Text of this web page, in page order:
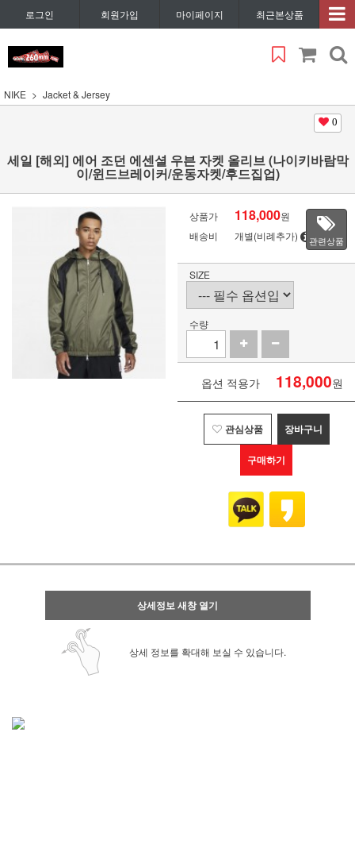
로그인 회원가입 마이페이지 최근본상품
NIKE Jacket & Jersey
0
세일 [해외] 에어 조던 에센셜 우븐 자켓 올리브 (나이키바람막
이/윈드브레이커/운동자켓/후드집업)
상품가 118,000원
배송비
개별(비례추가) 관련상품
SIZE
수량
옵션 적용가 118,000원
관심상품 장바구니
구매하기
상세정보 새창 열기
상세 정보를 확대해 보실 수 있습니다.